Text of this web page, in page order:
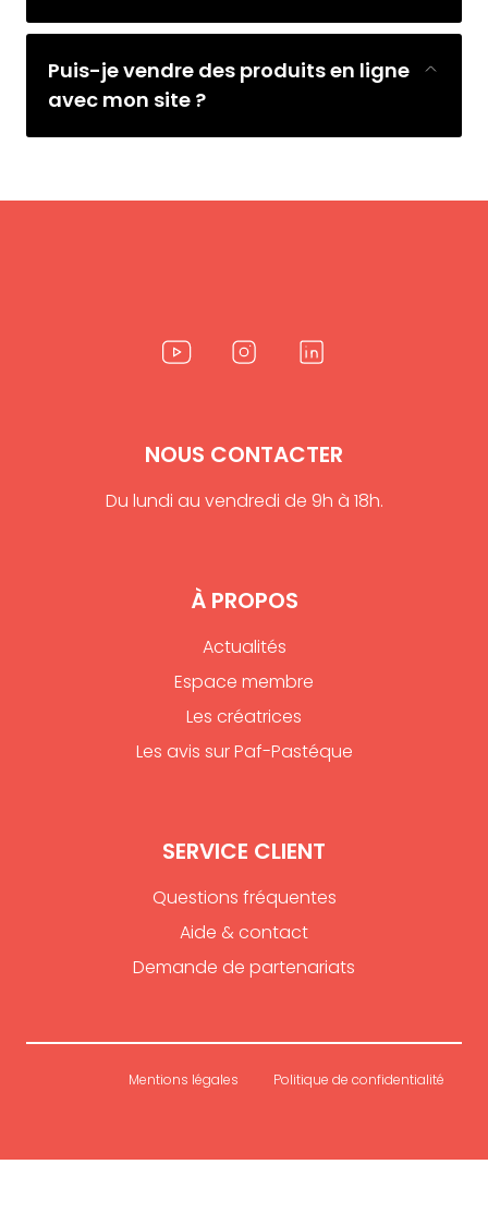
Puis-je vendre des produits en ligne
avec mon site ?
NOUS CONTACTER
Du lundi au vendredi de 9h à 18h.
À PROPOS
Actualités
Espace membre
Les créatrices
Les avis sur Paf-Pastéque
SERVICE CLIENT
Questions fréquentes
Aide & contact
Demande de partenariats
Mentions légales Politique de confidentialité